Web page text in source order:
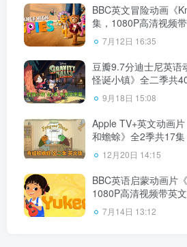
BBC英文冒险动画《
集，1080P高清视频
盘下载！
7月12日 16:35
豆瓣9.7分迪士尼英语
怪诞小镇》全二季共
带中英文字幕，百度
9月18日 15:08
Apple TV+英文动画
和蟾蜍》全2季共17
英文字幕，百度云网盘
12月20日 14:15
BBC英语启蒙动画片
1080P高清视频带英
MP3，百度云网盘下载
7月14日 13:12